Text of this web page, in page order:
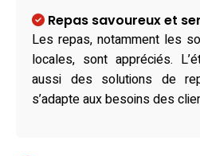
Repas savoureux et
Les repas, notamment les
locales, sont appréciés.
aussi des solutions de
s’adapte aux besoins des